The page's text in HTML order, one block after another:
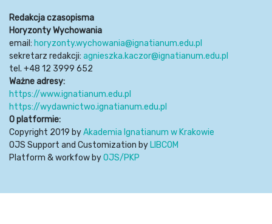
Redakcja czasopisma
Horyzonty Wychowania
email: horyzonty.wychowania@ignatianum.edu.pl
sekretarz redakcji: agnieszka.kaczor@ignatianum.edu.pl
tel. +48 12 3999 652
Ważne adresy:
https://www.ignatianum.edu.pl
https://wydawnictwo.ignatianum.edu.pl
O platformie:
Copyright 2019 byAkademia Ignatianum w Krakowie
OJS Support and Customization by LIBCOM
Platform & workfow byOJS/PKP